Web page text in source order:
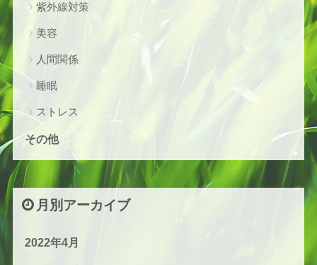
紫外線対策
美容
人間関係
睡眠
ストレス
その他
月別アーカイブ
2022年4月